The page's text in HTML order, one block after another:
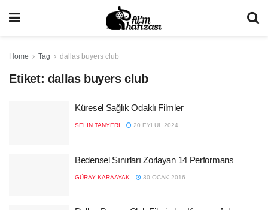
Home Tag dallas buyers club
Etiket: dallas buyers club
Küresel Sağlık Odaklı Filmler
SELIN TANYERI 20 EYLÜL 2024
Bedensel Sınırları Zorlayan 14 Performans
GÜRAY KARAAYAK 30 OCAK 2016